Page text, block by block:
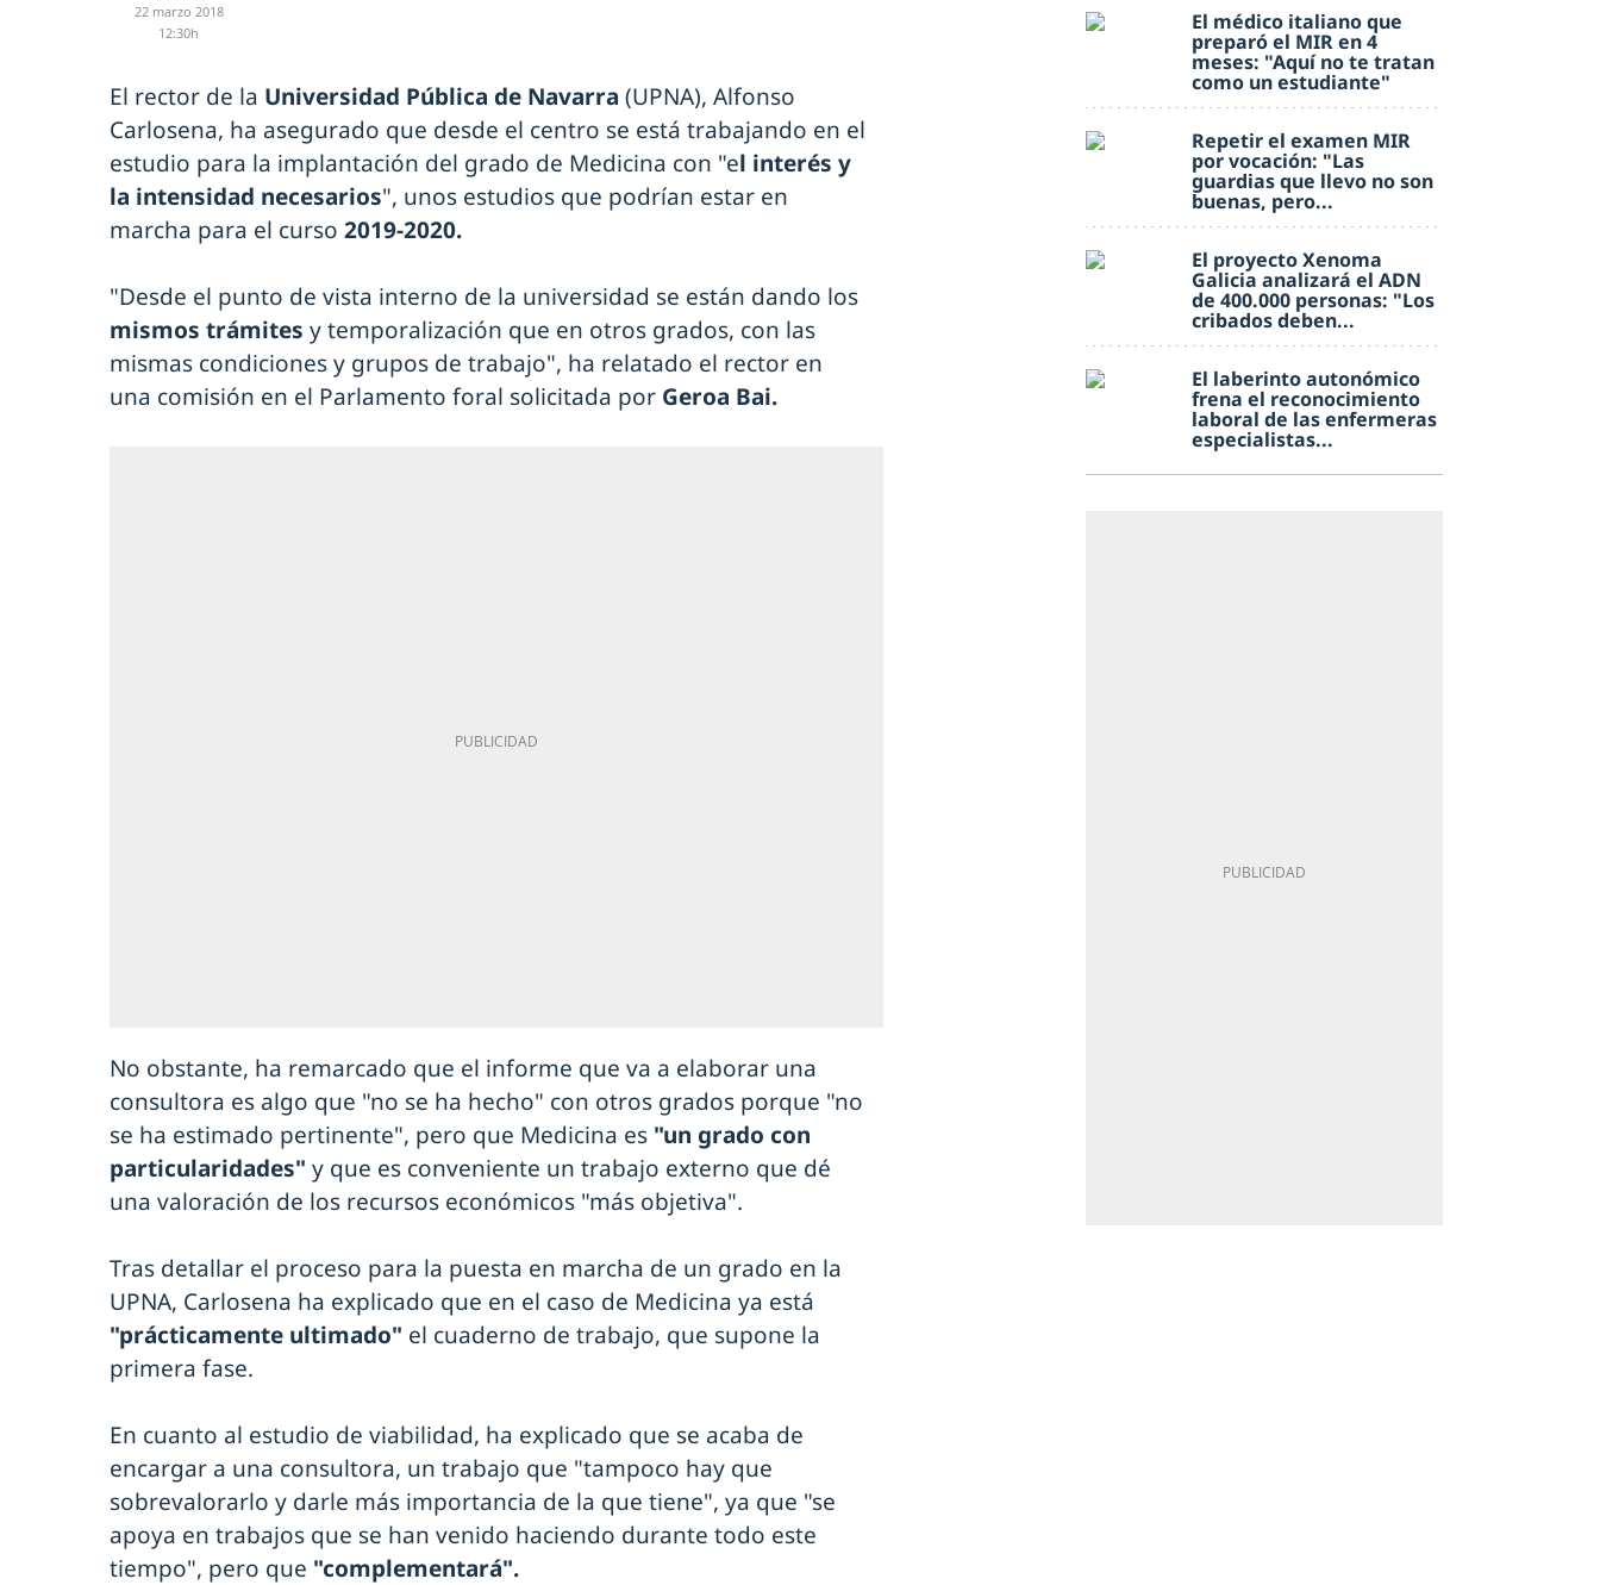
22 marzo 2018
12:30h
El rector de la Universidad Pública de Navarra (UPNA), Alfonso
Carlosena, ha asegurado que desde el centro se está trabajando en el
estudio para la implantación del grado de Medicina con "el interés y
la intensidad necesarios", unos estudios que podrían estar en
marcha para el curso 2019-2020.
"Desde el punto de vista interno de la universidad se están dando los
mismos trámites y temporalización que en otros grados, con las
mismas condiciones y grupos de trabajo", ha relatado el rector en
una comisión en el Parlamento foral solicitada por Geroa Bai.
No obstante, ha remarcado que el informe que va a elaborar una
consultora es algo que "no se ha hecho" con otros grados porque "no
se ha estimado pertinente", pero que Medicina es "un grado con
particularidades" y que es conveniente un trabajo externo que dé
una valoración de los recursos económicos "más objetiva".
Tras detallar el proceso para la puesta en marcha de un grado en la
UPNA, Carlosena ha explicado que en el caso de Medicina ya está
"prácticamente ultimado" el cuaderno de trabajo, que supone la
primera fase.
En cuanto al estudio de viabilidad, ha explicado que se acaba de
encargar a una consultora, un trabajo que "tampoco hay que
sobrevalorarlo y darle más importancia de la que tiene", ya que "se
apoya en trabajos que se han venido haciendo durante todo este
tiempo", pero que "complementará".
El médico italiano que
preparó el MIR en 4
meses: "Aquí no te tratan
como un estudiante"
Repetir el examen MIR
por vocación: "Las
guardias que llevo no son
buenas, pero...
El proyecto Xenoma
Galicia analizará el ADN
de 400.000 personas: "Los
cribados deben...
El laberinto autonómico
frena el reconocimiento
laboral de las enfermeras
especialistas...